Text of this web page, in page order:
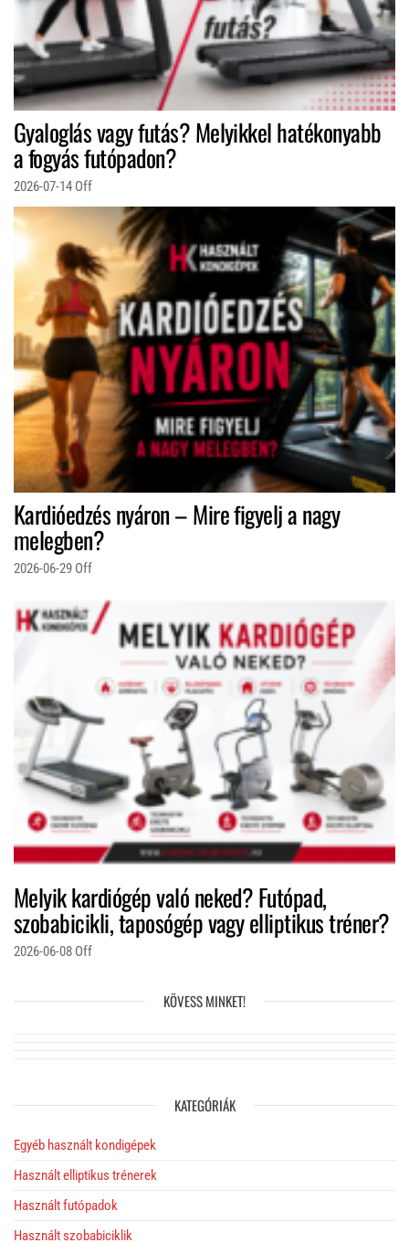
Gyaloglás vagy futás? Melyikkel hatékonyabb
a fogyás futópadon?
2026-07-14 Off
Kardióedzés nyáron – Mire figyelj a nagy
melegben?
2026-06-29 Off
Melyik kardiógép való neked? Futópad,
szobabicikli, taposógép vagy elliptikus tréner?
2026-06-08 Off
KÖVESS MINKET!
KATEGÓRIÁK
Egyéb használt kondigépek
Használt elliptikus trénerek
Használt futópadok
Használt szobabiciklik